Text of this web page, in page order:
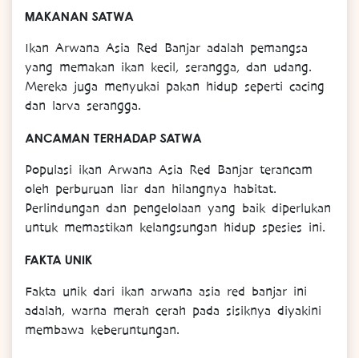
MAKANAN SATWA
Ikan Arwana Asia Red Banjar adalah pemangsa
yang memakan ikan kecil, serangga, dan udang.
Mereka juga menyukai pakan hidup seperti cacing
dan larva serangga.
ANCAMAN TERHADAP SATWA
Populasi ikan Arwana Asia Red Banjar terancam
oleh perburuan liar dan hilangnya habitat.
Perlindungan dan pengelolaan yang baik diperlukan
untuk memastikan kelangsungan hidup spesies ini.
FAKTA UNIK
Fakta unik dari ikan arwana asia red banjar ini
adalah, warna merah cerah pada sisiknya diyakini
membawa keberuntungan.